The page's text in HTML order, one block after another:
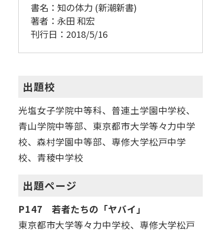
書名：知の体力 (新潮新書)
著者：永田 和宏
刊行日：2018/5/16
出題校
光塩女子学院中等科、普連土学園中学校、
青山学院中等部、東京都市大学等々力中学
校、森村学園中等部、専修大学松戸中学
校、青稜中学校
出題ページ
P147 若者たちの「ヤバイ」
東京都市大学等々力中学校、専修大学松戸